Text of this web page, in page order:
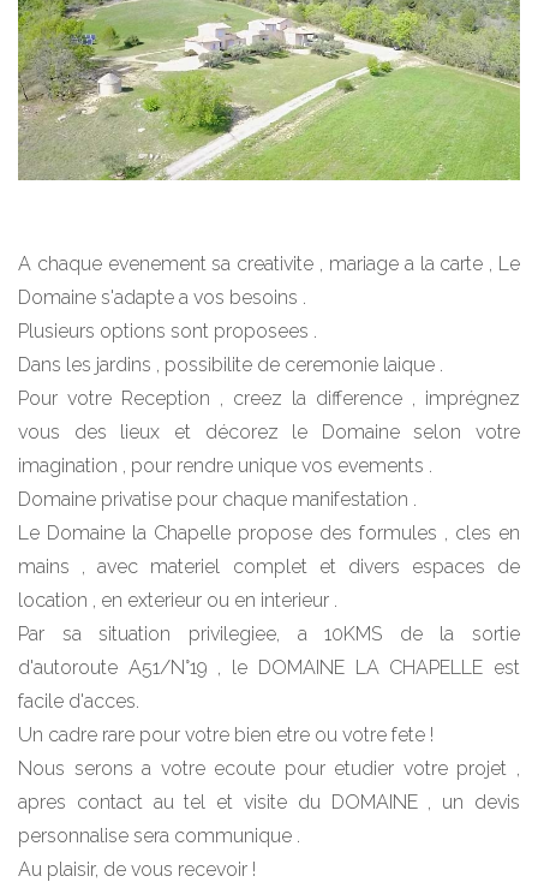
A chaque evenement sa creativite , mariage a la carte , Le
Domaine s'adapte a vos besoins .
Plusieurs options sont proposees .
Dans les jardins , possibilite de ceremonie laique .
Pour votre Reception , creez la difference , imprégnez
vous des lieux et décorez le Domaine selon votre
imagination , pour rendre unique vos evements .
Domaine privatise pour chaque manifestation .
Le Domaine la Chapelle propose des formules , cles en
mains , avec materiel complet et divers espaces de
location , en exterieur ou en interieur .
Par sa situation privilegiee, a 10KMS de la sortie
d'autoroute A51/N°19 , le DOMAINE LA CHAPELLE est
facile d'acces.
Un cadre rare pour votre bien etre ou votre fete !
Nous serons a votre ecoute pour etudier votre projet ,
apres contact au tel et visite du DOMAINE , un devis
personnalise sera communique .
Au plaisir, de vous recevoir !